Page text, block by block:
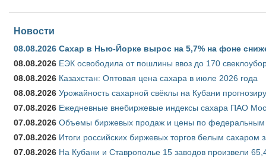
Новости
08.08.2026 Сахар в Нью-Йорке вырос на 5,7% на фоне
08.08.2026 ЕЭК освободила от пошлины ввоз до 170
08.08.2026 Казахстан: Оптовая цена сахара в июле 2026 года
08.08.2026 Урожайность сахарной свёклы на Кубани
07.08.2026 Ежедневные внебиржевые индексы сахара ПАО
07.08.2026 Объемы биржевых продаж и цены по федеральным
07.08.2026 Итоги российских биржевых торгов белым сахаром
07.08.2026 На Кубани и Ставрополье 15 заводов произвели